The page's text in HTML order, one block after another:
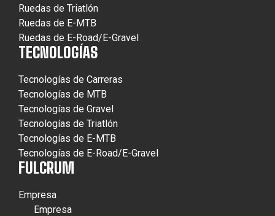
Ruedas de Triatlón
Ruedas de E-MTB
Ruedas de E-Road/E-Gravel
TECNOLOGÍAS
Tecnologías de Carreras
Tecnologías de MTB
Tecnologías de Gravel
Tecnologías de Triatlón
Tecnologías de E-MTB
Tecnologías de E-Road/E-Gravel
FULCRUM
Empresa
Empresa